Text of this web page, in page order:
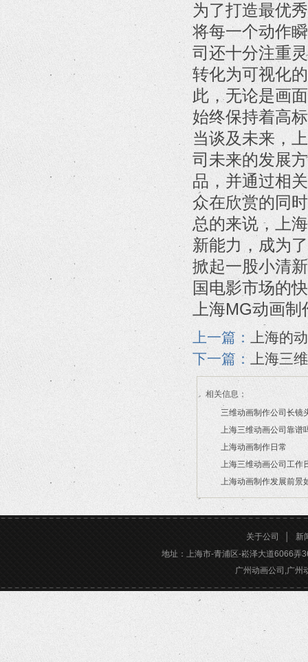
为了打造最优
将每一个动作
司还十分注重
转化为可视化
此，无论是画
始终保持着高
当谈及未来，
司未来的发展
品，并通过相
众在欣赏的同
总的来说，上
新能力，成为
掀起一股小清
国电影市场的
上海MG动画
上一篇：
上海的
下一篇：
上海三
相关信息：
三维动画制作公司长镜
2026/07/21
上海三维动画公司靠谱
2026/03/16
上海动画制作日常
2026/03/12
上海三维动画公司工作
2026/02/28
上海动画制作发展前景
2026/02/24
关于公司
新
地址：上海市-青浦区-崧泽大道6066弄
广州动画公司,广州